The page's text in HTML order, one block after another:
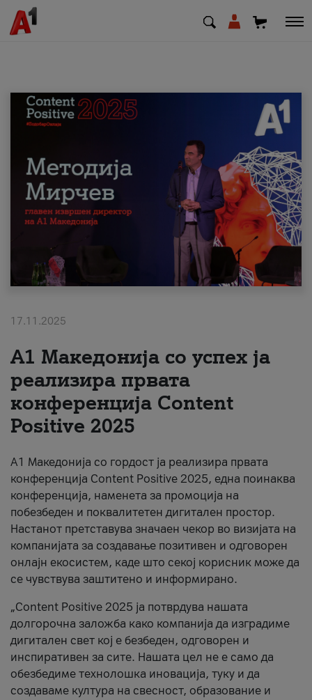
МК EN
Приватни Деловни
Поддршка
Надополни кредит
#ПодобарОнлајн
17.11.2025
А1 Македонија со успех ја
реализира првата
конференција Content
Positive 2025
А1 Македонија со гордост ја реализира првата
конференција Content Positive 2025, една поинаква
конференција, наменета за промоција на
побезбеден и поквалитетен дигитален простор.
Настанот претставува значаен чекор во визијата на
компанијата за создавање позитивен и одговорен
онлајн екосистем, каде што секој корисник може да
се чувствува заштитено и информирано.
„Content Positive 2025 ја потврдува нашата
долгорочна заложба како компанија да изградиме
дигитален свет кој е безбеден, одговорен и
инспиративен за сите. Нашата цел не е само да
обезбедиме технолошка иновација, туку и да
создаваме култура на свесност, образование и